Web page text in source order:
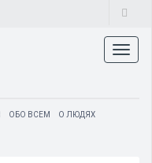
ОБО ВСЕМ
О ЛЮДЯХ